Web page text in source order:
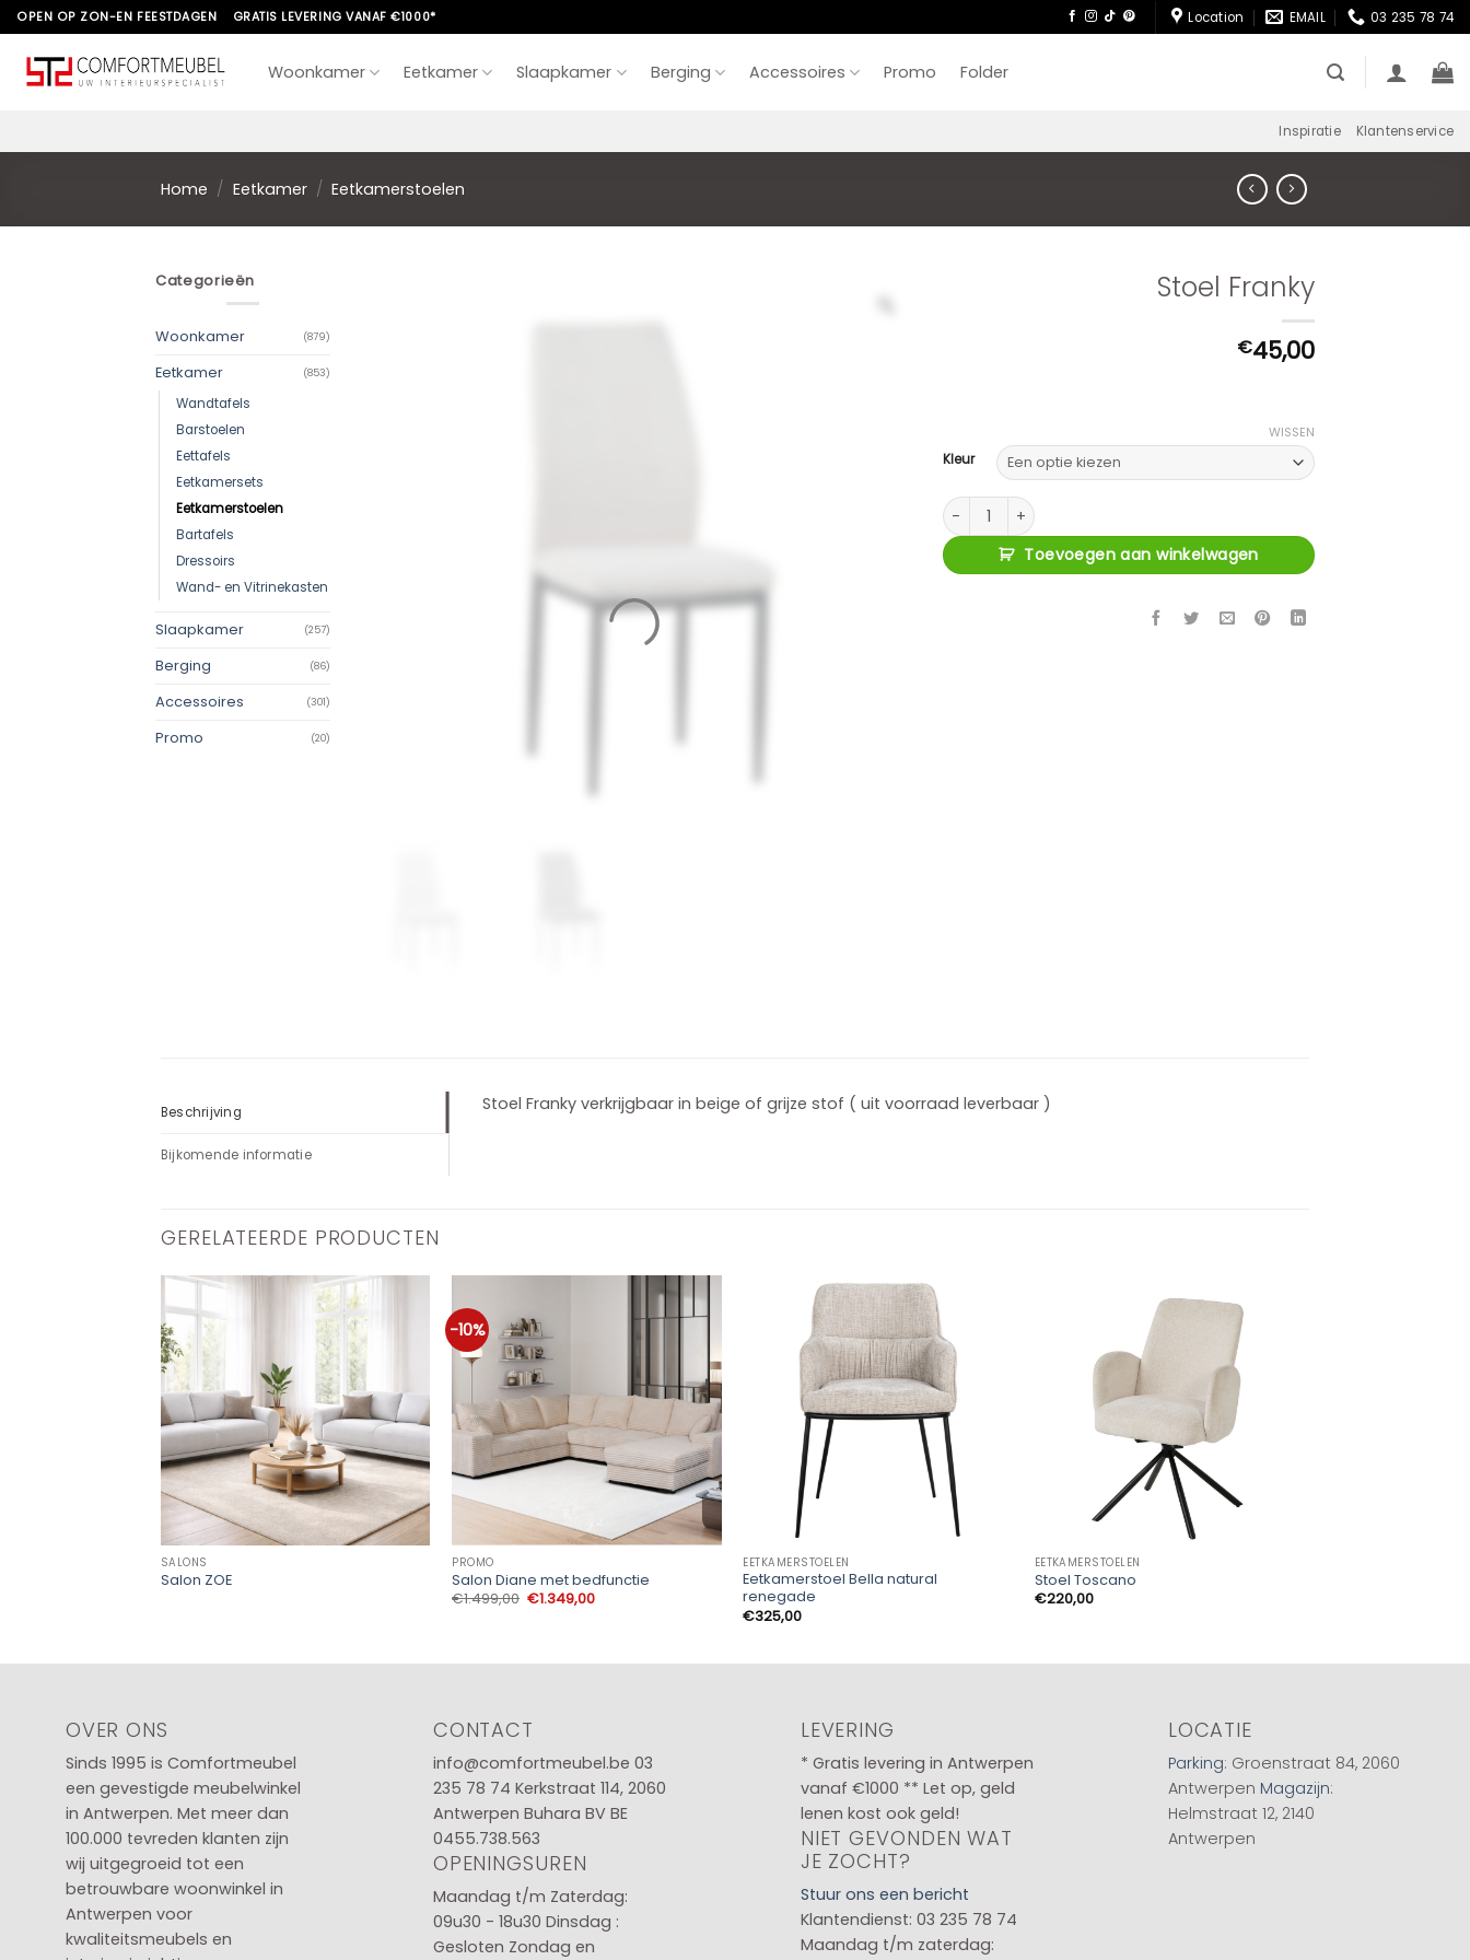
Skip
to
content
OPEN OP ZON-EN FEESTDAGEN GRATIS LEVERING VANAF €1000* Location EMAIL 03 235 78 74
Woonkamer Eetkamer Slaapkamer Berging Accessoires Promo Folder
Inspiratie Klantenservice
Home / Eetkamer / Eetkamerstoelen
Categorieën
Woonkamer (879)
Eetkamer (853)
Wandtafels
Barstoelen
Eettafels
Eetkamersets
Eetkamerstoelen
Bartafels
Dressoirs
Wand- en Vitrinekasten
Slaapkamer (257)
Berging (86)
Accessoires (301)
Promo (20)
Stoel Franky
€45,00
Kleur
WISSEN
Stoel Franky aantal
Toevoegen aan winkelwagen
Beschrijving
Bijkomende informatie
Stoel Franky verkrijgbaar in beige of grijze stof ( uit voorraad leverbaar )
GERELATEERDE PRODUCTEN
SALONS
Salon ZOE
-10%
PROMO
Salon Diane met bedfunctie
€1.499,00 Oorspronkelijke
€1.349,00Huidige
EETKAMERSTOELEN
Eetkamerstoel Bella natural
renegade
€325,00
EETKAMERSTOELEN
Stoel Toscano
€220,00
OVER ONS
Sinds 1995 is Comfortmeubel
een gevestigde meubelwinkel
in Antwerpen. Met meer dan
100.000 tevreden klanten zijn
wij uitgegroeid tot een
betrouwbare woonwinkel in
Antwerpen voor
kwaliteitsmeubels en
CONTACT
info@comfortmeubel.be 03
235 78 74 Kerkstraat 114, 2060
Antwerpen Buhara BV BE
0455.738.563
OPENINGSUREN
Maandag t/m Zaterdag:
09u30 - 18u30 Dinsdag :
Gesloten Zondag en
LEVERING
* Gratis levering in Antwerpen
vanaf €1000 ** Let op, geld
lenen kost ook geld!
NIET GEVONDEN WAT
JE ZOCHT?
Stuur ons een bericht
Klantendienst: 03 235 78 74
Maandag t/m zaterdag:
LOCATIE
Parking: Groenstraat 84, 2060
Antwerpen Magazijn:
Helmstraat 12, 2140
Antwerpen